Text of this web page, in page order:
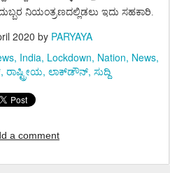
ನಿಯಂತ್ರಣದಲ್ಲಿಡಲು ಇದು ಸಹಕಾರಿ.
2020 by PARYAYA
India Lockdown Nation News
ರಾಷ್ಟ್ರೀಯ ಲಾಕ್‌ಡೌನ್ ಸುದ್ದಿ
a comment